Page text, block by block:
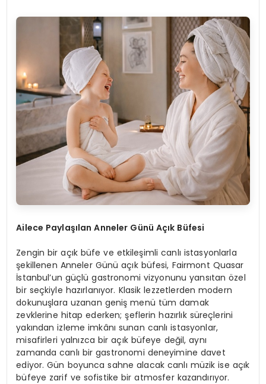
Ailece Paylaşılan Anneler Günü Açık Büfesi
Zengin bir açık büfe ve etkileşimli canlı istasyonlarla
şekillenen Anneler Günü açık büfesi, Fairmont Quasar
İstanbul’un güçlü gastronomi vizyonunu yansıtan özel
bir seçkiyle hazırlanıyor. Klasik lezzetlerden modern
dokunuşlara uzanan geniş menü tüm damak
zevklerine hitap ederken; şeflerin hazırlık süreçlerini
yakından izleme imkânı sunan canlı istasyonlar,
misafirleri yalnızca bir açık büfeye değil, aynı
zamanda canlı bir gastronomi deneyimine davet
ediyor. Gün boyunca sahne alacak canlı müzik ise açık
büfeye zarif ve sofistike bir atmosfer kazandırıyor.